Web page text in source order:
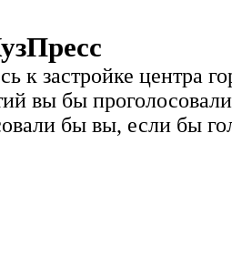
к застройке центра
вы бы
бы вы, если бы